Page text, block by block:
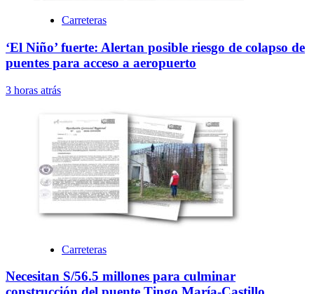
Carreteras
‘El Niño’ fuerte: Alertan posible riesgo de colapso de
puentes para acceso a aeropuerto
3 horas atrás
Carreteras
Necesitan S/56.5 millones para culminar